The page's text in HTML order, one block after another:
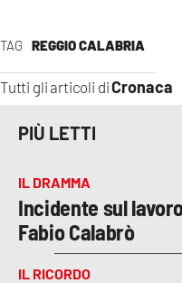
TAG REGGIO CALABRIA
Tutti gli articoli diCronaca
PIÙ LETTI
IL DRAMMA
Incidente sul
Fabio Calabrò
IL RICORDO